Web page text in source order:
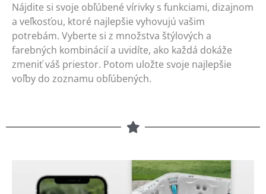
Nájdite si svoje obľúbené vírivky s funkciami, dizajnom
a veľkosťou, ktoré najlepšie vyhovujú vašim
potrebám. Vyberte si z množstva štýlových a
farebných kombinácií a uvidíte, ako každá dokáže
zmeniť váš priestor. Potom uložte svoje najlepšie
voľby do zoznamu obľúbených.